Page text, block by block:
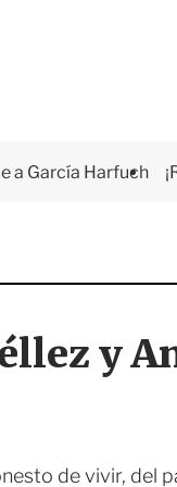
a García Harfuch
y
de vivir, del